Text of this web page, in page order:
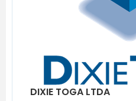
DIXIE TOGA LTDA